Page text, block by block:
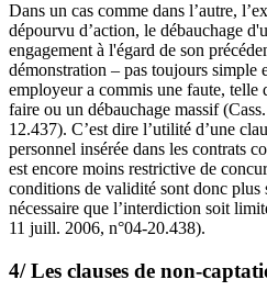
Dans un cas comme dans l’autre,
dépourvu d’action, le débauchage
engagement à l'égard de son
démonstration – pas toujours simple
employeur a commis une faute, telle
faire ou un débauchage massif
12.437). C’est dire l’utilité d’une
personnel insérée dans les contrats
est encore moins restrictive de
conditions de validité sont donc plus
nécessaire que l’interdiction soit
11 juill. 2006, n°04-20.438).
4/ Les clauses de non-